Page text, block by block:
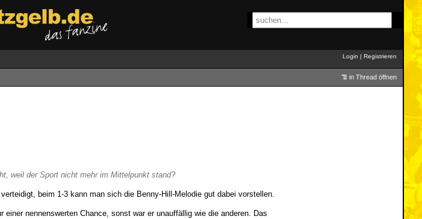
Login | Registrieren
in Thread öffnen
weil der Sport nicht mehr im Mittelpunkt stand?
beim 1-3 kann man sich die Benny-Hill-Melodie gut dabei vorstellen.
nennenswerten Chance, sonst war er unauffällig wie die anderen. Das